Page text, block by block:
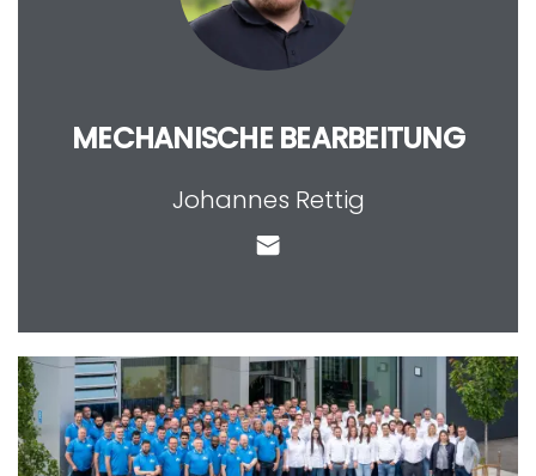
MECHANISCHE BEARBEITUNG
Johannes Rettig